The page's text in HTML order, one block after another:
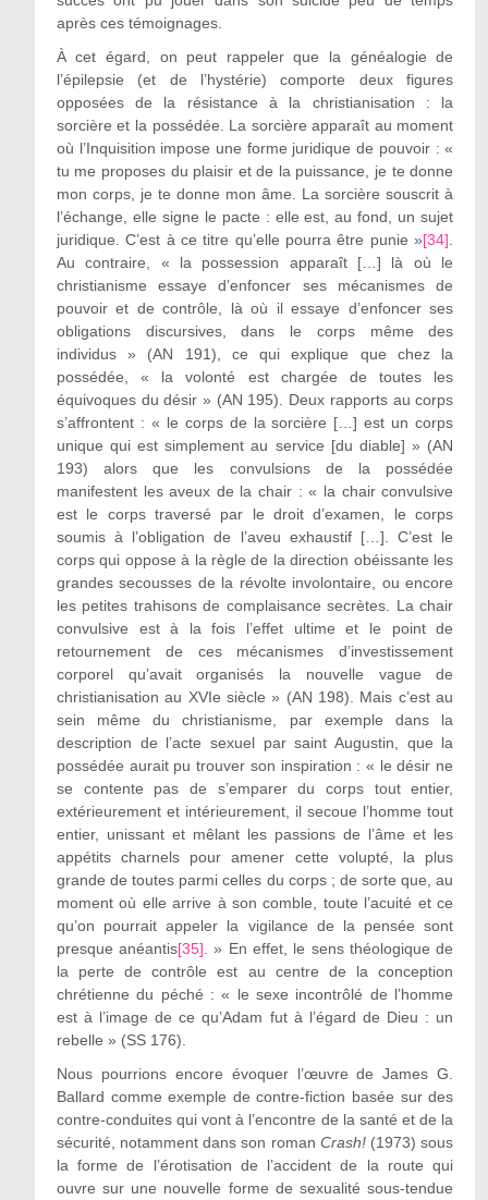
après ces témoignages.
À cet égard, on peut rappeler que la généalogie de
l’épilepsie (et de l’hystérie) comporte deux figures
opposées de la résistance à la christianisation : la
sorcière et la possédée. La sorcière apparaît au moment
où l’Inquisition impose une forme juridique de pouvoir : «
tu me proposes du plaisir et de la puissance, je te donne
mon corps, je te donne mon âme. La sorcière souscrit à
l’échange, elle signe le pacte : elle est, au fond, un sujet
juridique. C’est à ce titre qu’elle pourra être punie »[34]
Au contraire, « la possession apparaît […] là où le
christianisme essaye d’enfoncer ses mécanismes de
pouvoir et de contrôle, là où il essaye d’enfoncer ses
obligations discursives, dans le corps même des
individus » (AN 191), ce qui explique que chez la
possédée, « la volonté est chargée de toutes les
équivoques du désir » (AN 195). Deux rapports au corps
s’affrontent : « le corps de la sorcière […] est un corps
unique qui est simplement au service [du diable] » (AN
193) alors que les convulsions de la possédée
manifestent les aveux de la chair : « la chair convulsive
est le corps traversé par le droit d’examen, le corps
soumis à l’obligation de l’aveu exhaustif […]. C’est le
corps qui oppose à la règle de la direction obéissante les
grandes secousses de la révolte involontaire, ou encore
les petites trahisons de complaisance secrètes. La chair
convulsive est à la fois l’effet ultime et le point de
retournement de ces mécanismes d’investissement
corporel qu’avait organisés la nouvelle vague de
christianisation au XVIe siècle » (AN 198). Mais c’est au
sein même du christianisme, par exemple dans la
description de l’acte sexuel par saint Augustin, que la
possédée aurait pu trouver son inspiration : « le désir ne
se contente pas de s’emparer du corps tout entier,
extérieurement et intérieurement, il secoue l’homme tout
entier, unissant et mêlant les passions de l’âme et les
appétits charnels pour amener cette volupté, la plus
grande de toutes parmi celles du corps ; de sorte que, au
moment où elle arrive à son comble, toute l’acuité et ce
qu’on pourrait appeler la vigilance de la pensée sont
presque anéantis[35] . » En effet, le sens théologique de
la perte de contrôle est au centre de la conception
chrétienne du péché : « le sexe incontrôlé de l’homme
est à l’image de ce qu’Adam fut à l’égard de Dieu : un
rebelle » (SS 176).
Nous pourrions encore évoquer l’œuvre de James G.
Ballard comme exemple de contre-fiction basée sur des
contre-conduites qui vont à l’encontre de la santé et de la
sécurité, notamment dans son roman Crash!(1973) sous
la forme de l’érotisation de l’accident de la route qui
ouvre sur une nouvelle forme de sexualité sous-tendue